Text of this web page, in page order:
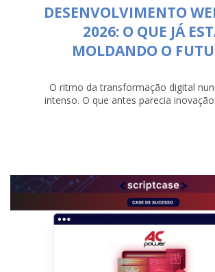
DESENVOLVIMENTO
2026: O QUE JÁ
MOLDANDO O
O ritmo da transformação digital
intenso. O que antes parecia